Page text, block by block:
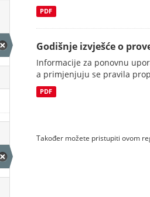
PDF
Godišnje izvješće o
Informacije za ponovnu
a primjenjuju se pravila
PDF
Također možete pristupiti ovom